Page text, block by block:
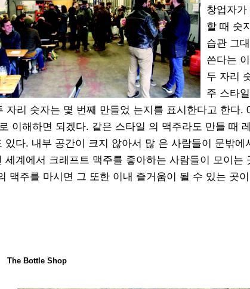
창업자가
할 때 숫
습관 그
쓴다는
두 자리
주 스타
자리 숫자는 몇 번째 만들었 는지를 표시한다고 한다.
이해하면 되겠다. 같은 스타일 의 맥주라도 만들 때
다. 내부 공간이 크지 않아서 많 은 사람들이 문밖에
계에서 크래프트 맥주를 좋아하는 사람들이 모이는
맥주를 마시면 그 또한 이내 즐거움이 될 수 있는 곳
The Bottle Shop